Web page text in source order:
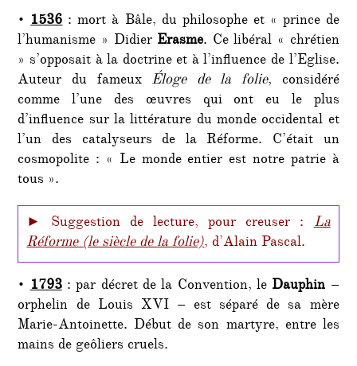
•1536 : mort à Bâle, du philosophe et « prince de
l’humanisme » Didier Erasme. Ce libéral « chrétien
» s’opposait à la doctrine et à l’influence de l’Eglise.
Auteur du fameux Éloge de la folie, considéré
comme l’une des œuvres qui ont eu le plus
d’influence sur la littérature du monde occidental et
l’un des catalyseurs de la Réforme. C’était un
cosmopolite : « Le monde entier est notre patrie à
tous ».
► Suggestion de lecture, pour creuser :La
Réforme (le siècle de la folie), d’Alain Pascal.
•1793 : par décret de la Convention, le Dauphin –
orphelin de Louis XVI – est séparé de sa mère
Marie-Antoinette. Début de son martyre, entre les
mains de geôliers cruels.